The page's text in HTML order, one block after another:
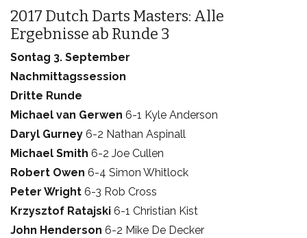
2017 Dutch Darts Masters: Alle
Ergebnisse ab Runde 3
Sontag 3. September
Nachmittagssession
Dritte Runde
Michael van Gerwen 6-1 Kyle Anderson
Daryl Gurney 6-2 Nathan Aspinall
Michael Smith 6-2 Joe Cullen
Robert Owen 6-4 Simon Whitlock
Peter Wright 6-3 Rob Cross
Krzysztof Ratajski 6-1 Christian Kist
John Henderson 6-2 Mike De Decker